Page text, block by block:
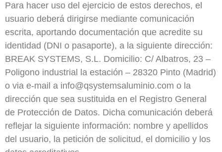
Para hacer uso del ejercicio de estos derechos, el
usuario deberá dirigirse mediante comunicación
escrita, aportando documentación que acredite su
identidad (DNI o pasaporte), a la siguiente dirección:
BREAK SYSTEMS, S.L. Domicilio: C/ Albatros, 23 –
Poligono industrial la estación – 28320 Pinto (Madrid)
o via e-mail a info@qsystemsaluminio.com o la
dirección que sea sustituida en el Registro General
de Protección de Datos. Dicha comunicación deberá
reflejar la siguiente información: nombre y apellidos
del usuario, la petición de solicitud, el domicilio y los